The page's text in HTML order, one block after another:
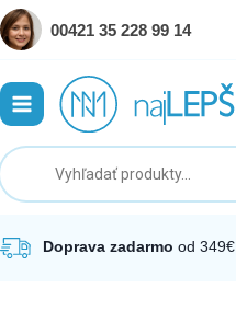
00421 35 228 99 14
Doprava zadarmo od 349€